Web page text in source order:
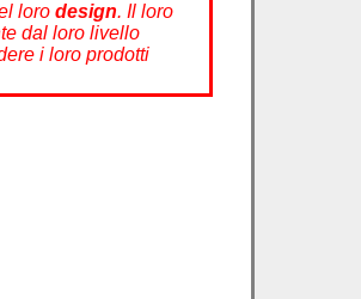
loro design. Il loro
dal loro livello
i loro prodotti